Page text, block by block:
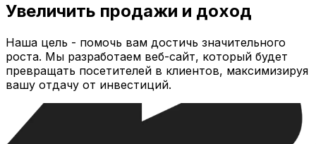
Увеличить продажи и доход
Наша цель - помочь вам достичь значительного
роста. Мы разработаем веб-сайт, который будет
превращать посетителей в клиентов, максимизируя
вашу отдачу от инвестиций.